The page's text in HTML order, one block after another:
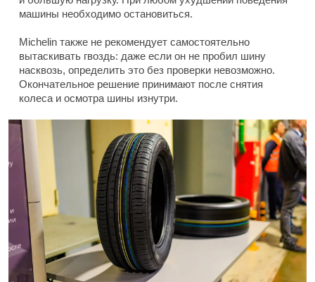
машины необходимо остановиться.
Michelin также не рекомендует самостоятельно
вытаскивать гвоздь: даже если он не пробил шину
насквозь, определить это без проверки невозможно.
Окончательное решение принимают после снятия
колеса и осмотра шины изнутри.